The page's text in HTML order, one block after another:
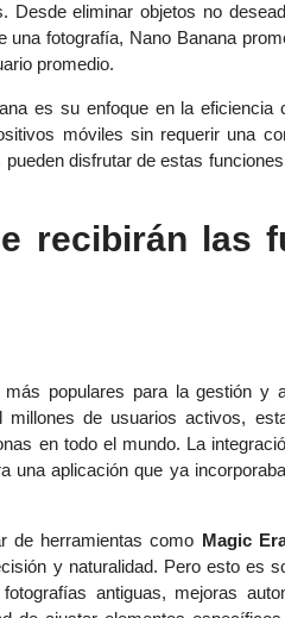
Desde eliminar objetos no
fotografía, Nano Banana
promedio.
es su enfoque en la eficiencia
móviles sin requerir una
disfrutar de estas
recibirán las
populares para la gestión y
de usuarios activos,
en todo el mundo. La
una aplicación que ya
de herramientas como Magic
y naturalidad. Pero esto es
antiguas, mejoras